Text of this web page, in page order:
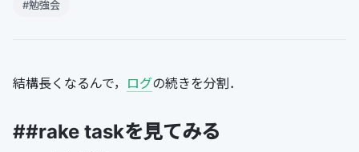
#勉強会
結構長くなるんで， ログの続きを分割．
##rake taskを見てみる